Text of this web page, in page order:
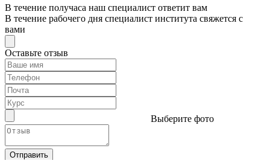
В течение получаса наш специалист ответит вам
В течение рабочего дня специалист института свяжется с
вами
Оставьте отзыв
Выберите фото
Отправить